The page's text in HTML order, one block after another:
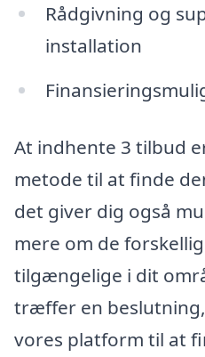
Rådgivning og
installation
At indhente 3 tilbud
metode til at finde
det giver dig også
mere om de
tilgængelige i dit
træffer en
vores platform til at